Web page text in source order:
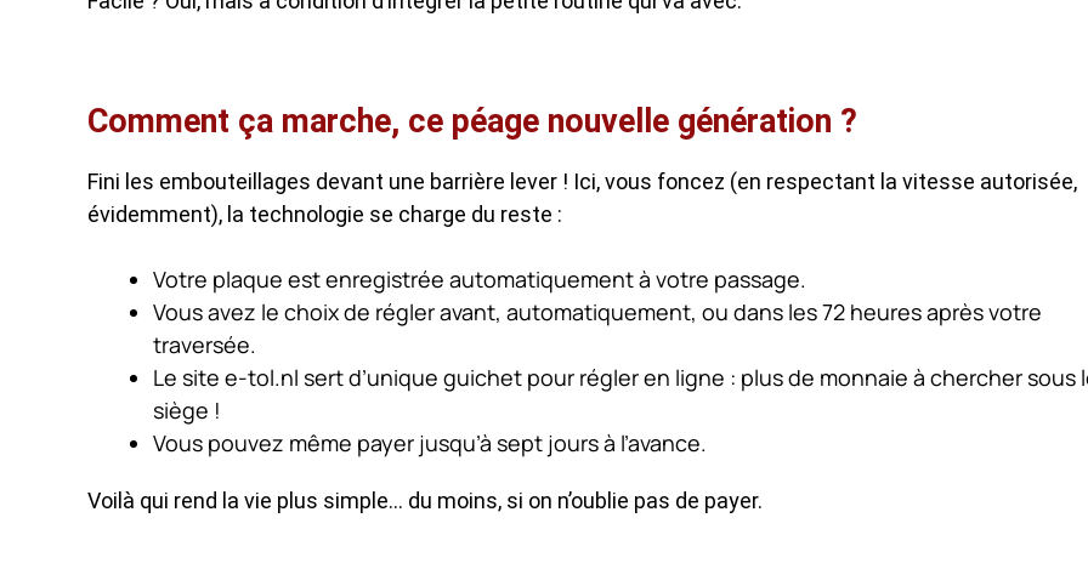
Comment ça marche, ce péage nouvelle génération ?
Fini les embouteillages devant une barrière lever ! Ici, vous foncez (en respectant la vitesse autorisée,
évidemment), la technologie se charge du reste :
Votre plaque est enregistrée automatiquement à votre passage.
Vous avez le choix de régler avant, automatiquement, ou dans les 72 heures après votre
traversée.
Le site e-tol.nl sert d’unique guichet pour régler en ligne : plus de monnaie à chercher sous
siège !
Vous pouvez même payer jusqu’à sept jours à l’avance.
Voilà qui rend la vie plus simple… du moins, si on n’oublie pas de payer.